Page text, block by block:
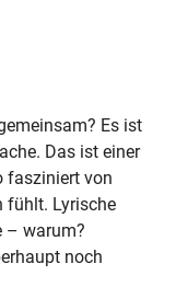
Es ist
Das ist einer
fasziniert von
fühlt. Lyrische
– warum?
noch